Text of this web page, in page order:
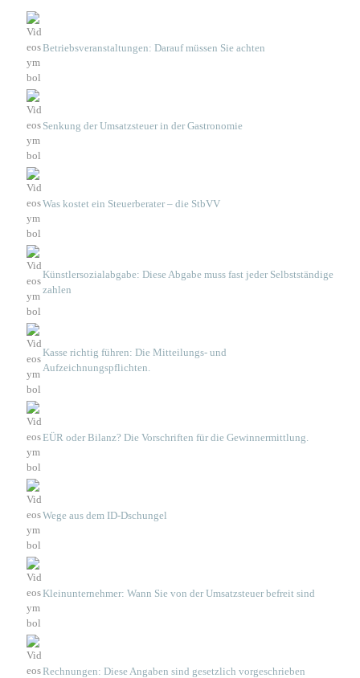
Betriebsveranstaltungen: Darauf müssen Sie achten
Senkung der Umsatzsteuer in der Gastronomie
Was kostet ein Steuerberater – die StbVV
Künstlersozialabgabe: Diese Abgabe muss fast jeder Selbstständige
zahlen
Kasse richtig führen: Die Mitteilungs- und
Aufzeichnungspflichten.
EÜR oder Bilanz? Die Vorschriften für die Gewinnermittlung.
Wege aus dem ID-Dschungel
Kleinunternehmer: Wann Sie von der Umsatzsteuer befreit sind
Rechnungen: Diese Angaben sind gesetzlich vorgeschrieben